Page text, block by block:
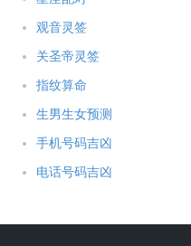
、1986年，是山林之虎。他
官贵运，如果有好上司欣赏
、1987年，是望月之兔。他
毅力不够，很容易半途而
安逸的命格。
相助，在财运上才会有大的
观音灵签
关圣帝灵签
指纹算命
生男生女预测
手机号码吉凶
电话号码吉凶